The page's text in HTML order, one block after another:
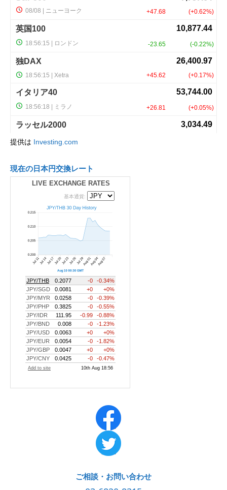
提供は Investing.com
現在の日本円交換レート
LIVE EXCHANGE RATES
ご相談・お問い合わせ